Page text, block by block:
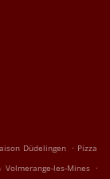
Düdelingen . Pizza
les-Mines .